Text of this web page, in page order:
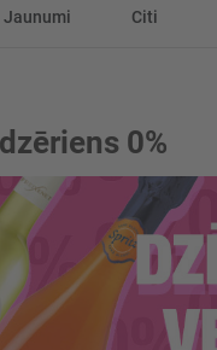
Jaunumi Citi
0%